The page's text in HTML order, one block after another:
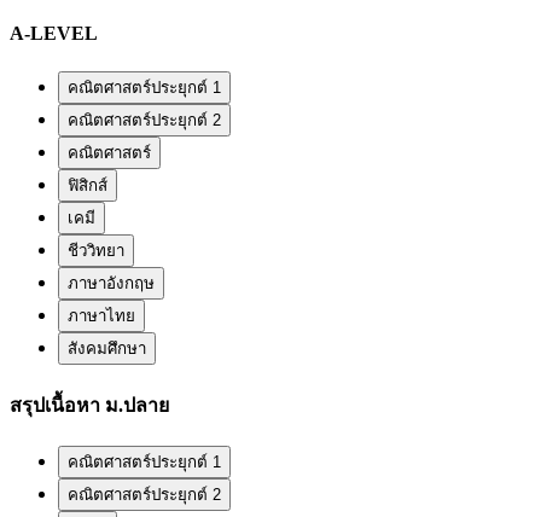
A-LEVEL
คณิตศาสตร์ประยุกต์ 1
คณิตศาสตร์ประยุกต์ 2
คณิตศาสตร์
ฟิสิกส์
เคมี
ชีววิทยา
ภาษาอังกฤษ
ภาษาไทย
สังคมศึกษา
สรุปเนื้อหา ม.ปลาย
คณิตศาสตร์ประยุกต์ 1
คณิตศาสตร์ประยุกต์ 2